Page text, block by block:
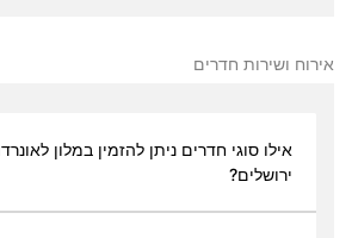
אירוח ושירות חדרים
אילו סוגי חדרים ניתן להזמין במלון
ירושלים?